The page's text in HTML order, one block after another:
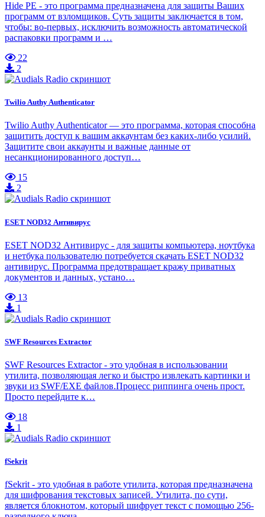
Hide PE - это программа предназначена для защиты Ваших
программ от взломщиков. Суть защиты заключается в том,
чтобы: во-первых, исключить возможность автоматической
распаковки программ и …
22
2
Twilio Authy Authenticator
Twilio Authy Authenticator — это программа, которая способна
защитить доступ к вашим аккаунтам без каких-либо усилий.
Защитите свои аккаунты и важные данные от
несанкционированного доступ…
15
2
ESET NOD32 Антивирус
ESET NOD32 Антивирус - для защиты компьютера, ноутбука
и нетбука пользователю потребуется скачать ESET NOD32
антивирус. Программа предотвращает кражу приватных
документов и данных, устано…
13
1
SWF Resources Extractor
SWF Resources Extractor - это удобная в использовании
утилита, позволяющая легко и быстро извлекать картинки и
звуки из SWF/EXE файлов.Процесс риппинга очень прост.
Просто перейдите к…
18
1
fSekrit
fSekrit - это удобная в работе утилита, которая предназначена
для шифрования текстовых записей. Утилита, по сути,
является блокнотом, который шифрует текст с помощью 256-